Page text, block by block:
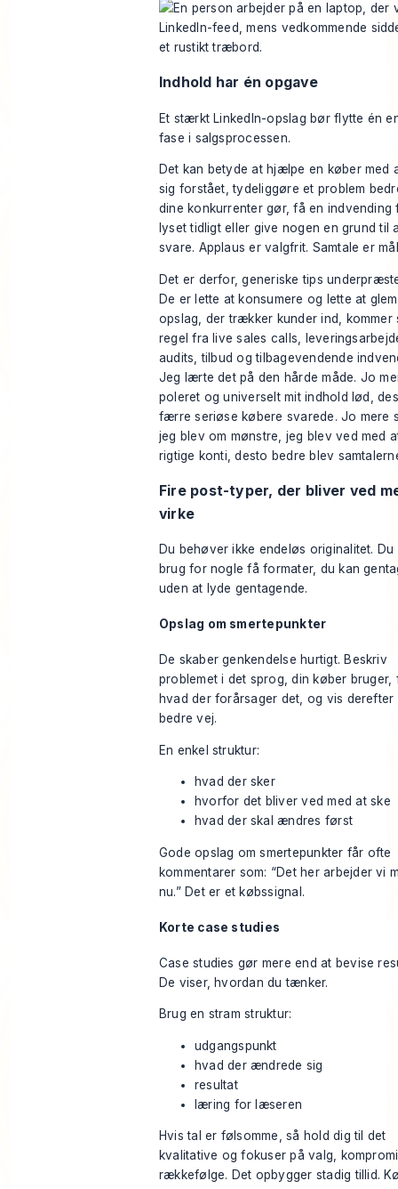
Indhold har én opgave
Et stærkt LinkedIn-opslag bør flytte én
fase i salgsprocessen.
Det kan betyde at hjælpe en køber med
sig forstået, tydeliggøre et problem
dine konkurrenter gør, få en indvending
lyset tidligt eller give nogen en grund til
svare. Applaus er valgfrit. Samtale er
Det er derfor, generiske tips
De er lette at konsumere og lette at
opslag, der trækker kunder ind, kommer
regel fra live sales calls,
audits, tilbud og tilbagevendende
Jeg lærte det på den hårde måde. Jo
poleret og universelt mit indhold lød,
færre seriøse købere svarede. Jo mere
jeg blev om mønstre, jeg blev ved med
rigtige konti, desto bedre blev
Fire post-typer, der bliver ved
virke
Du behøver ikke endeløs originalitet. Du
brug for nogle få formater, du kan
uden at lyde gentagende.
Opslag om smertepunkter
De skaber genkendelse hurtigt. Beskriv
problemet i det sprog, din køber bruger,
hvad der forårsager det, og vis derefter
bedre vej.
En enkel struktur:
hvad der sker
hvorfor det bliver ved med at ske
hvad der skal ændres først
Gode opslag om smertepunkter får ofte
kommentarer som: “Det her arbejder vi
nu.” Det er et købssignal.
Korte case studies
Case studies gør mere end at bevise
De viser, hvordan du tænker.
Brug en stram struktur:
udgangspunkt
hvad der ændrede sig
resultat
læring for læseren
Hvis tal er følsomme, så hold dig til det
kvalitative og fokuser på valg,
rækkefølge. Det opbygger stadig tillid.